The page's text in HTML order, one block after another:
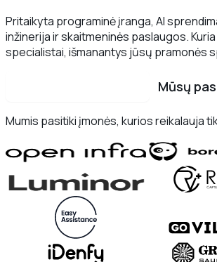
Pritaikyta programinė įranga, AI
inžinerija ir skaitmeninės paslaugos.
specialistai, išmanantys jūsų pramonės
Mūsų
Mumis pasitiki įmonės, kurios reikalauja